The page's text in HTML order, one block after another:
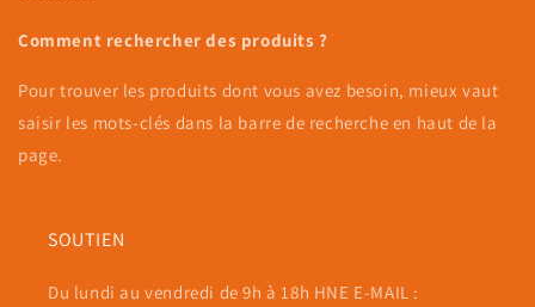
Comment rechercher des produits ?
Pour trouver les produits dont vous avez besoin, mieux vaut
saisir les mots-clés dans la barre de recherche en haut de la
page.
SOUTIEN
Du lundi au vendredi de 9h à 18h HNE E-MAIL :